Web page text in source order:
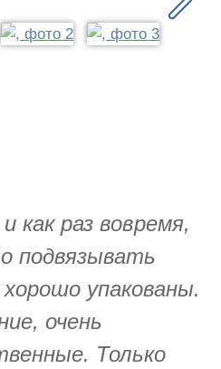
как раз вовремя,
подвязывать
упакованы.
очень
Только